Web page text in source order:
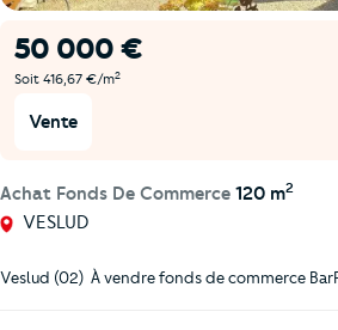
50 000 €
Soit 416,67 €/m2
Vente
Achat Fonds De Commerce 120 m2
VESLUD
Veslud (02)  À vendre fonds de commerce